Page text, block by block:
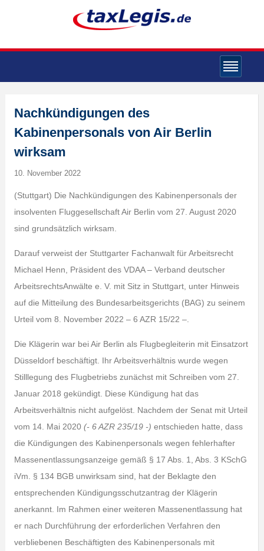
Nachkündigungen des
Kabinenpersonals von Air Berlin
wirksam
10. November 2022
(Stuttgart) Die Nachkündigungen des Kabinenpersonals der
insolventen Fluggesellschaft Air Berlin vom 27. August 2020
sind grundsätzlich wirksam.
Darauf verweist der Stuttgarter Fachanwalt für Arbeitsrecht
Michael Henn, Präsident des VDAA – Verband deutscher
ArbeitsrechtsAnwälte e. V. mit Sitz in Stuttgart, unter Hinweis
auf die Mitteilung des Bundesarbeitsgerichts (BAG) zu seinem
Urteil vom 8. November 2022 – 6 AZR 15/22 –.
Die Klägerin war bei Air Berlin als Flugbegleiterin mit Einsatzort
Düsseldorf beschäftigt. Ihr Arbeitsverhältnis wurde wegen
Stilllegung des Flugbetriebs zunächst mit Schreiben vom 27.
Januar 2018 gekündigt. Diese Kündigung hat das
Arbeitsverhältnis nicht aufgelöst. Nachdem der Senat mit Urteil
vom 14. Mai 2020 (- 6 AZR 235/19 -) entschieden hatte, dass
die Kündigungen des Kabinenpersonals wegen fehlerhafter
Massenentlassungsanzeige gemäß § 17 Abs. 1, Abs. 3 KSchG
iVm. § 134 BGB unwirksam sind, hat der Beklagte den
entsprechenden Kündigungsschutzantrag der Klägerin
anerkannt. Im Rahmen einer weiteren Massenentlassung hat
er nach Durchführung der erforderlichen Verfahren den
verbliebenen Beschäftigten des Kabinenpersonals mit